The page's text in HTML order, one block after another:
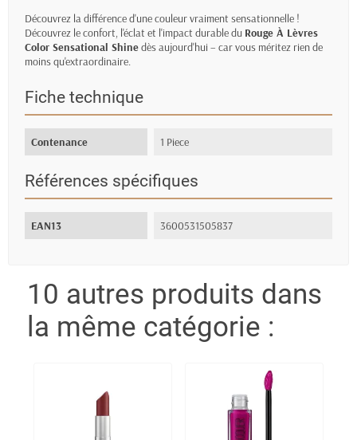
Découvrez la différence d'une couleur vraiment sensationnelle !
Découvrez le confort, l'éclat et l'impact durable du Rouge À Lèvres
Color Sensational Shinedès aujourd'hui – car vous méritez rien de
moins qu'extraordinaire.
Fiche technique
Contenance 1 Piece
Références spécifiques
EAN13 3600531505837
10 autres produits dans
la même catégorie :